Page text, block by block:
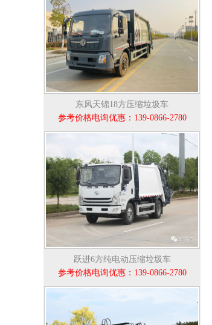
东风天锦18方压缩垃圾车
参考价格电询优惠：139-0866-2780
跃进6方纯电动压缩垃圾车
参考价格电询优惠：139-0866-2780